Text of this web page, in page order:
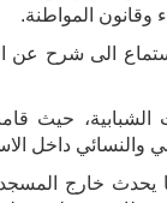
وقانون المواطنة.
الى شرح عن
الشبابية، حيث
والنسائي داخل
خارج المسجد